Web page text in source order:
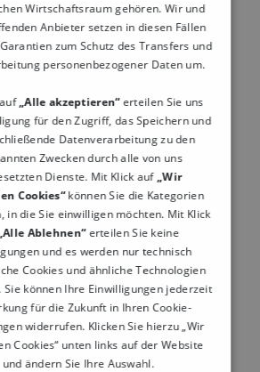
Essen zu posten
auf Google zu schreiben
zu taggen
Media-Accounts außerdem
Gutscheinen
im Restaurant
nutzen auchkostenloses WLAN
Einloggen auf die Social-
Restaurants hingewiesen
Deine Online-Community
Wirtschaftsraum gehören. Wir und
Anbieter setzen in diesen Fällen
zum Schutz des Transfers und
personenbezogener Daten um.
„Alle akzeptieren“erteilen Sie uns
für den Zugriff, das Speichern und
Datenverarbeitung zu den
Zwecken durch alle von uns
Dienste. Mit Klick auf „Wir
Cookies“können Sie die Kategorien
in die Sie einwilligen möchten. Mit Klick
Ablehnen“erteilen Sie keine
und es werden nur technisch
Cookies und ähnliche Technologien
Sie können Ihre Einwilligungen jederzeit
für die Zukunft in Ihren Cookie-
widerrufen. Klicken Sie hierzu „Wir
Cookies“ unten links auf der Website
und ändern Sie Ihre Auswahl.